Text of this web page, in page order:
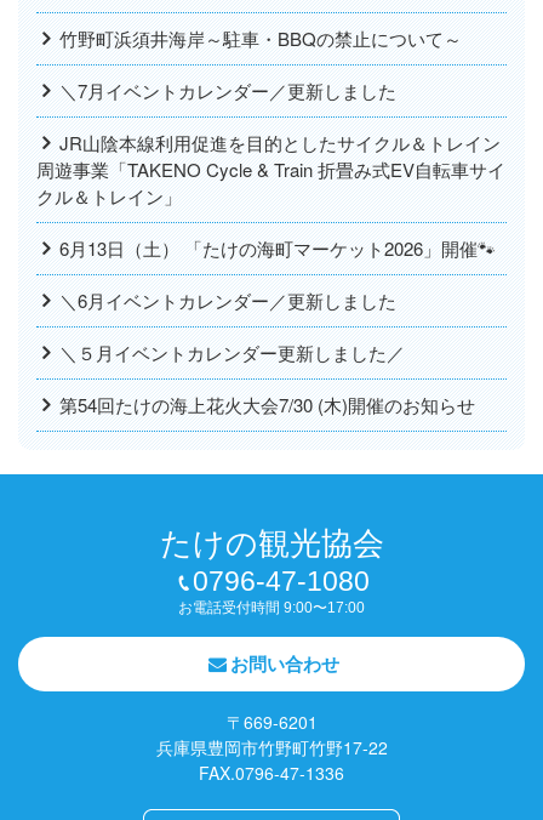
竹野町浜須井海岸～駐車・BBQの禁止について～
＼7月イベントカレンダー／更新しました
JR山陰本線利用促進を目的としたサイクル＆トレイン
周遊事業「TAKENO Cycle & Train 折畳み式EV自転車サイ
クル＆トレイン」
6月13日（土） 「たけの海町マーケット2026」開催🐾
＼6月イベントカレンダー／更新しました
＼５月イベントカレンダー更新しました／
第54回たけの海上花火大会7/30 (木)開催のお知らせ
たけの観光協会
0796-47-1080
お電話受付時間 9:00〜17:00
お問い合わせ
〒669-6201
兵庫県豊岡市竹野町竹野17-22
FAX.0796-47-1336